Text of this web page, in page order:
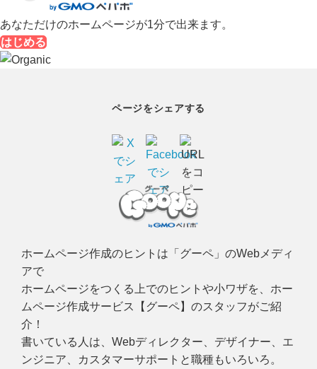
あなただけのホームページが1分で出来ます。
はじめる
ページをシェアする
ホームページ作成のヒントは「グーペ」のWebメディ
アで
ホームページをつくる上でのヒントや小ワザを、ホー
ムページ作成サービス【グーペ】のスタッフがご紹
介！
書いている人は、Webディレクター、デザイナー、エ
ンジニア、カスタマーサポートと職種もいろいろ。